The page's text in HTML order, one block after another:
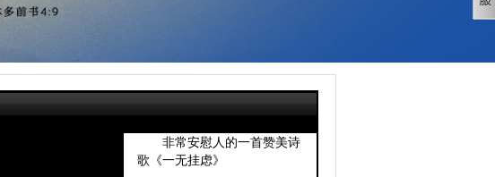
非常安慰人的一首赞美诗
歌《一无挂虑》